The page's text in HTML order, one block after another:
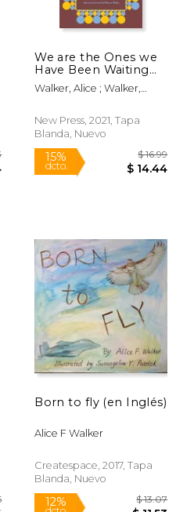
15%
dcto. $
We are the Ones we
Have Been Waiting
For: Inner Light in a
Time of Darkness (en
Walker, Alice ; Walker,
New Press, 2021, Tapa
Blanda, Nuevo
Born to fly (en Inglés)
Alice F Walker
Createspace, 2017, Tapa
Blanda, Nuevo